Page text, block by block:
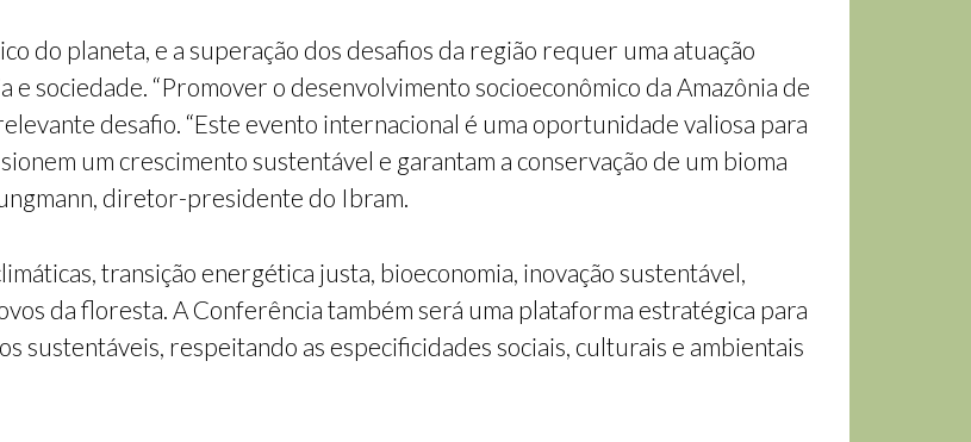
do planeta, e a superação dos desafios da região requer uma atuação
sociedade. “Promover o desenvolvimento socioeconômico da Amazônia de
desafio. “Este evento internacional é uma oportunidade valiosa para
um crescimento sustentável e garantam a conservação de um bioma
diretor-presidente do Ibram.
transição energética justa, bioeconomia, inovação sustentável,
da floresta. A Conferência também será uma plataforma estratégica para
sustentáveis, respeitando as especificidades sociais, culturais e ambientais